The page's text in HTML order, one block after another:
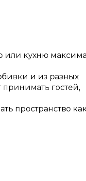
или кухню
и из разных
принимать гостей,
пространство как